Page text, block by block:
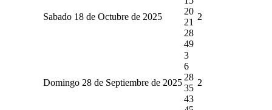
Sabado 18 de Octubre de 2025
20
21
28
49
2
Domingo 28 de Septiembre de 2025
3
6
28
35
43
2